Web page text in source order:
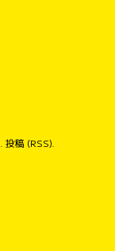
投稿 (RSS).